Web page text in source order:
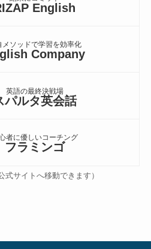
English
メソッドで学習を効率化
Company
英語の最終決戦場
パルタ英会話
者に優しいコーチング
フラミンゴ
式サイトへ移動できます）